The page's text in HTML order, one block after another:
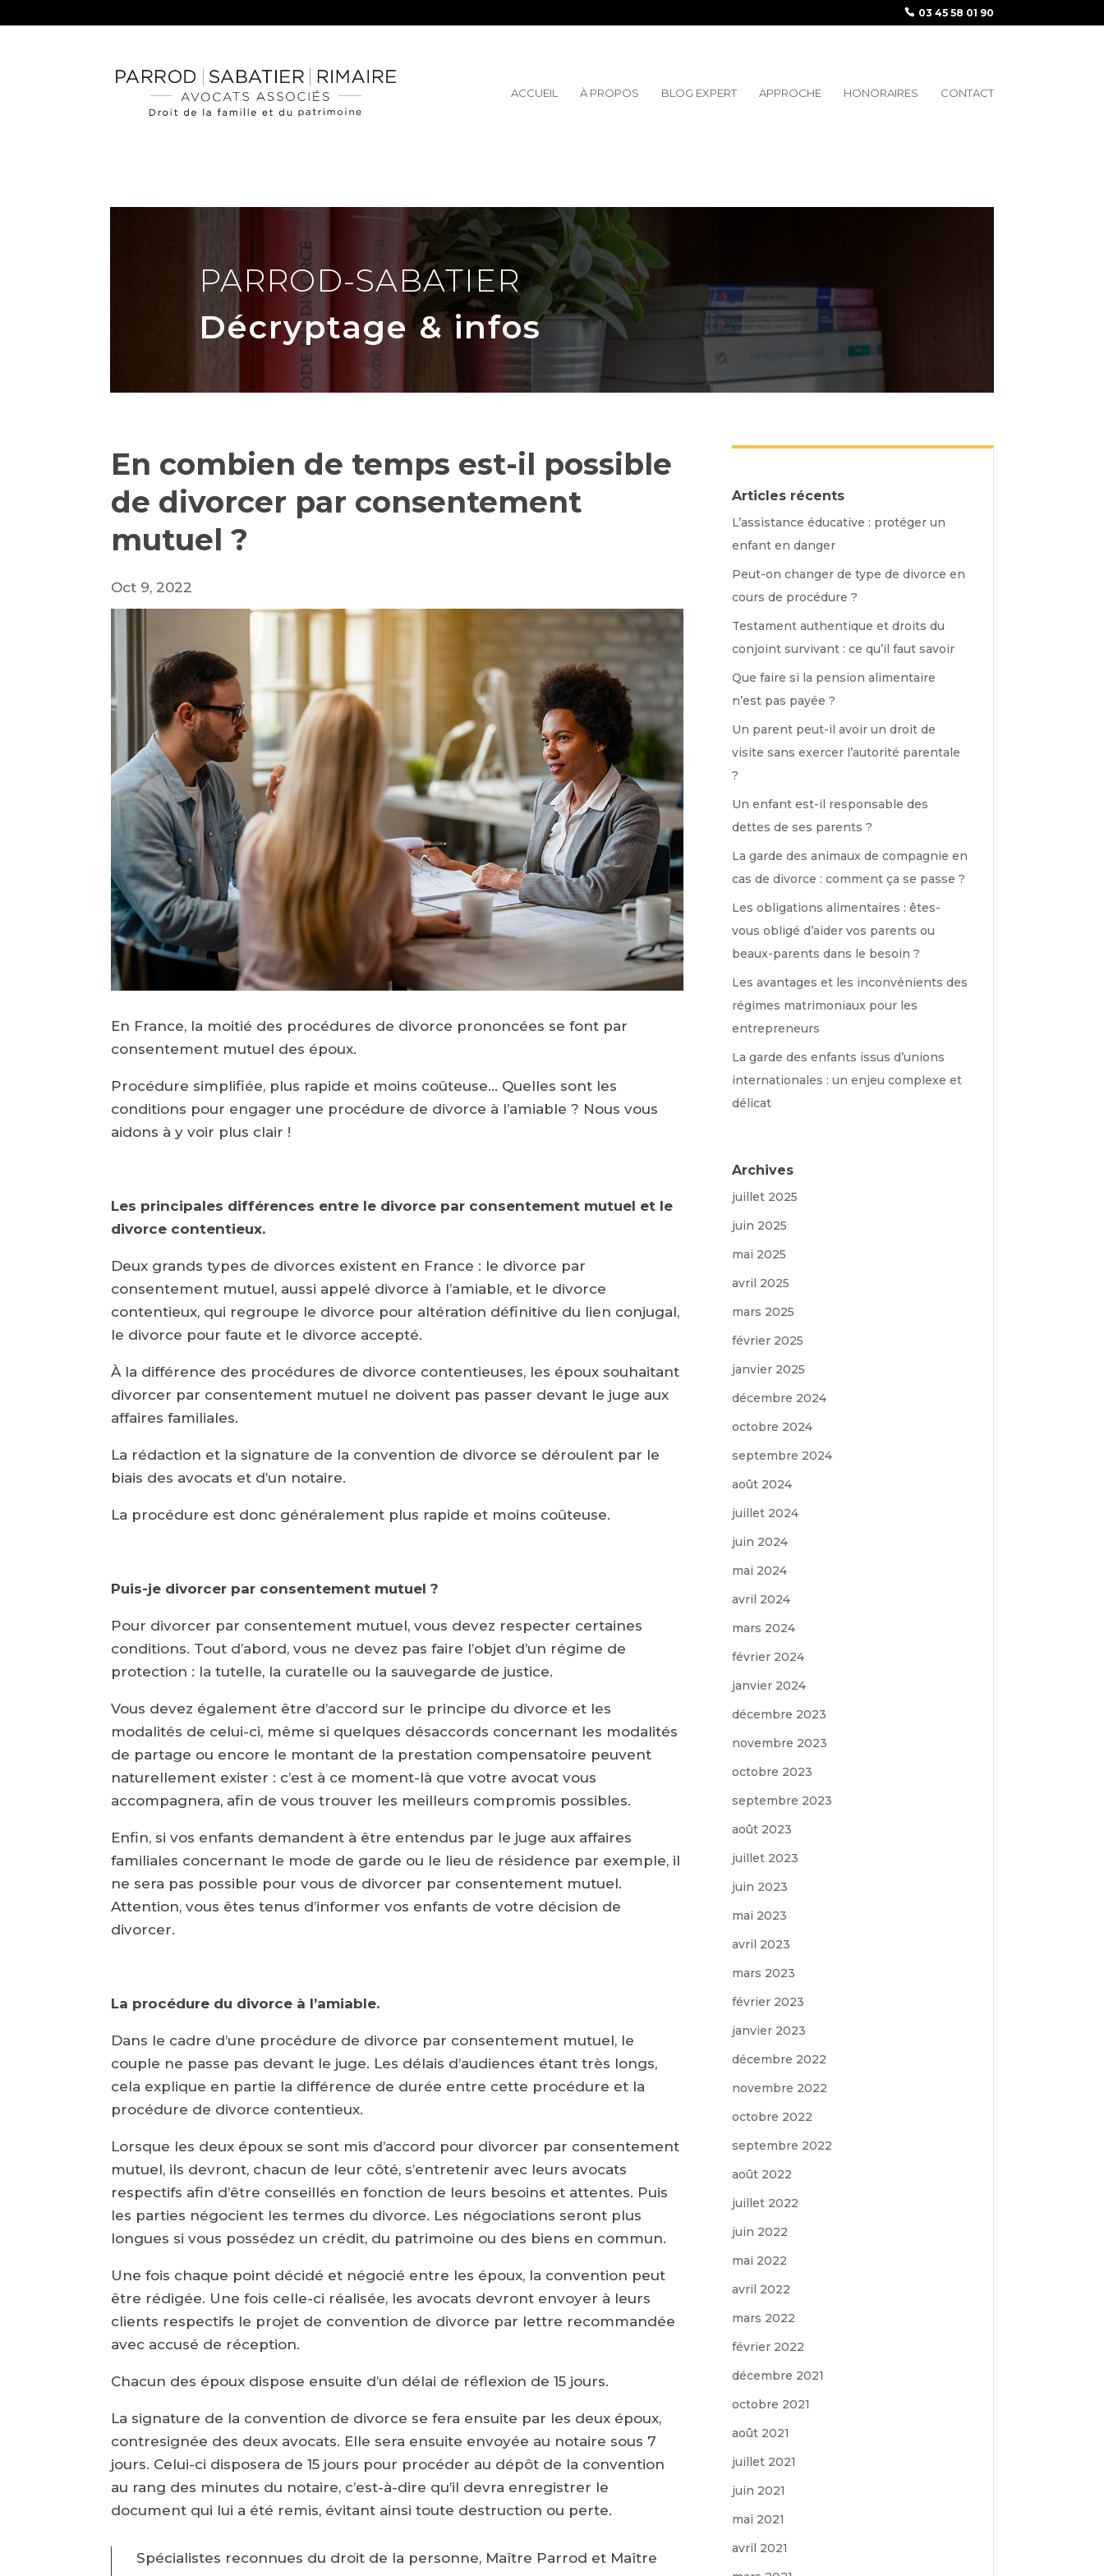
03 45 58 01 90
ACCUEIL À PROPOS BLOG EXPERT APPROCHE HONORAIRES CONTACT
PARROD-SABATIER
Décryptage & infos
En combien de temps est-il possible
de divorcer par consentement
mutuel ?
Oct 9, 2022
En France, la moitié des procédures de divorce prononcées se font par
consentement mutuel des époux.
Procédure simplifiée, plus rapide et moins coûteuse… Quelles sont les
conditions pour engager une procédure de divorce à l’amiable ? Nous vous
aidons à y voir plus clair !
Les principales différences entre le divorce par consentement mutuel et le
divorce contentieux.
Deux grands types de divorces existent en France : le divorce par
consentement mutuel, aussi appelé divorce à l’amiable, et le divorce
contentieux, qui regroupe le divorce pour altération définitive du lien conjugal,
le divorce pour faute et le divorce accepté.
À la différence des procédures de divorce contentieuses, les époux souhaitant
divorcer par consentement mutuel ne doivent pas passer devant le juge aux
affaires familiales.
La rédaction et la signature de la convention de divorce se déroulent par le
biais des avocats et d’un notaire.
La procédure est donc généralement plus rapide et moins coûteuse.
Puis-je divorcer par consentement mutuel ?
Pour divorcer par consentement mutuel, vous devez respecter certaines
conditions. Tout d’abord, vous ne devez pas faire l’objet d’un régime de
protection : la tutelle, la curatelle ou la sauvegarde de justice.
Vous devez également être d’accord sur le principe du divorce et les
modalités de celui-ci, même si quelques désaccords concernant les modalités
de partage ou encore le montant de la prestation compensatoire peuvent
naturellement exister : c’est à ce moment-là que votre avocat vous
accompagnera, afin de vous trouver les meilleurs compromis possibles.
Enfin, si vos enfants demandent à être entendus par le juge aux affaires
familiales concernant le mode de garde ou le lieu de résidence par exemple, il
ne sera pas possible pour vous de divorcer par consentement mutuel.
Attention, vous êtes tenus d’informer vos enfants de votre décision de
divorcer.
La procédure du divorce à l’amiable.
Dans le cadre d’une procédure de divorce par consentement mutuel, le
couple ne passe pas devant le juge. Les délais d’audiences étant très longs,
cela explique en partie la différence de durée entre cette procédure et la
procédure de divorce contentieux.
Lorsque les deux époux se sont mis d’accord pour divorcer par consentement
mutuel, ils devront, chacun de leur côté, s’entretenir avec leurs avocats
respectifs afin d’être conseillés en fonction de leurs besoins et attentes. Puis
les parties négocient les termes du divorce. Les négociations seront plus
longues si vous possédez un crédit, du patrimoine ou des biens en commun.
Une fois chaque point décidé et négocié entre les époux, la convention peut
être rédigée. Une fois celle-ci réalisée, les avocats devront envoyer à leurs
clients respectifs le projet de convention de divorce par lettre recommandée
avec accusé de réception.
Chacun des époux dispose ensuite d’un délai de réflexion de 15 jours.
La signature de la convention de divorce se fera ensuite par les deux époux,
contresignée des deux avocats. Elle sera ensuite envoyée au notaire sous 7
jours. Celui-ci disposera de 15 jours pour procéder au dépôt de la convention
au rang des minutes du notaire, c’est-à-dire qu’il devra enregistrer le
document qui lui a été remis, évitant ainsi toute destruction ou perte.
Spécialistes reconnues du droit de la personne, Maître Parrod et Maître
Articles récents
L’assistance éducative : protéger un
enfant en danger
Peut-on changer de type de divorce en
cours de procédure ?
Testament authentique et droits du
conjoint survivant : ce qu’il faut savoir
Que faire si la pension alimentaire
n’est pas payée ?
Un parent peut-il avoir un droit de
visite sans exercer l’autorité parentale
?
Un enfant est-il responsable des
dettes de ses parents ?
La garde des animaux de compagnie en
cas de divorce : comment ça se passe ?
Les obligations alimentaires : êtes-
vous obligé d’aider vos parents ou
beaux-parents dans le besoin ?
Les avantages et les inconvénients des
régimes matrimoniaux pour les
entrepreneurs
La garde des enfants issus d’unions
internationales : un enjeu complexe et
délicat
Archives
juillet 2025
juin 2025
mai 2025
avril 2025
mars 2025
février 2025
janvier 2025
décembre 2024
octobre 2024
septembre 2024
août 2024
juillet 2024
juin 2024
mai 2024
avril 2024
mars 2024
février 2024
janvier 2024
décembre 2023
novembre 2023
octobre 2023
septembre 2023
août 2023
juillet 2023
juin 2023
mai 2023
avril 2023
mars 2023
février 2023
janvier 2023
décembre 2022
novembre 2022
octobre 2022
septembre 2022
août 2022
juillet 2022
juin 2022
mai 2022
avril 2022
mars 2022
février 2022
décembre 2021
octobre 2021
août 2021
juillet 2021
juin 2021
mai 2021
avril 2021